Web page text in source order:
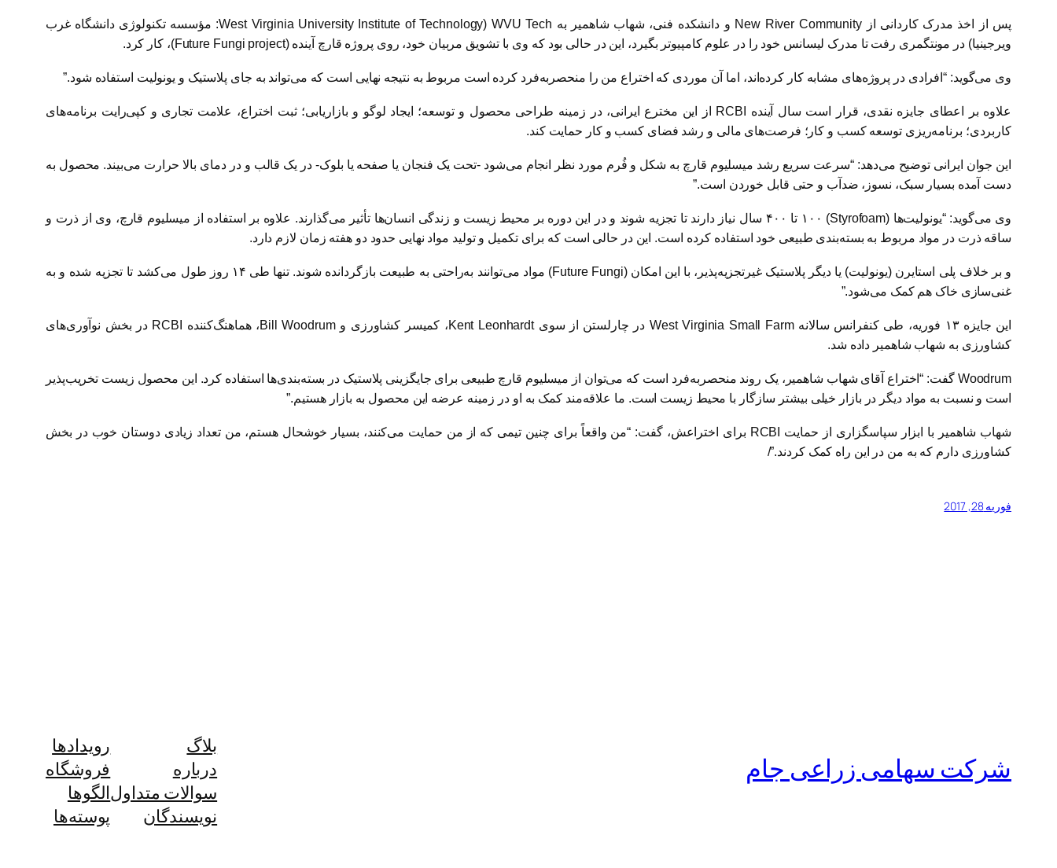
پس از اخذ مدرک کاردانی ازNew River Community و دانشکده فنی، شهاب شاهمیر به WVU Tech
(
West Virginia University Institute of Technology: مؤسسه تکنولوژی دانشگاه غرب
ویرجینیا) در مونتگمری رفت تا مدرک لیسانس خود را در علوم کامپیوتر بگیرد، این در حالی بود که وی با تشویق مربیان خود، روی پروژه قارچ آینده (Future Fungi project)، کار کرد.
وی می‌گوید: “افرادی در پروژه‌های مشابه کار کرده‌اند، اما آن موردی که اختراع من را منحصربه‌فرد کرده است مربوط به نتیجه نهایی است که می‌تواند به جای پلاستیک و یونولیت استفاده شود.”
علاوه بر اعطای جایزه نقدی، قرار است سال آینده RCBI
از این مخترع ایرانی، در زمینه طراحی محصول و توسعه؛ ایجاد لوگو و بازاریابی؛ ثبت اختراع، علامت تجاری و کپی‌رایت برنامه‌های
کاربردی؛ برنامه‌ریزی توسعه کسب و کار؛ فرصت‌های مالی و رشد فضای کسب و کار حمایت کند.
این جوان ایرانی توضیح می‌دهد: “سرعت سریع رشد میسلیوم قارچ به شکل و فُرم مورد نظر انجام می‌شود -تحت یک فنجان یا صفحه یا بلوک- در یک قالب و در دمای بالا حرارت می‌بیند. محصول به
دست آمده بسیار سبک، نسوز، ضدآب و حتی قابل خوردن است.”
وی می‌گوید: “یونولیت‌ها (Styrofoam
) ۱۰۰ تا ۴۰۰ سال نیاز دارند تا تجزیه شوند و در این دوره بر محیط زیست و زندگی انسان‌ها تأثیر می‌گذارند. علاوه بر استفاده از میسلیوم قارچ، وی از ذرت و
ساقه ذرت در مواد مربوط به بسته‌بندی طبیعی خود استفاده کرده است. این در حالی است که برای تکمیل و تولید مواد نهایی حدود دو هفته زمان لازم دارد.
و بر خلاف پلی استایرن (یونولیت) یا دیگر پلاستیک غیرتجزیه‌پذیر، با این امکان (Future Fungi
) مواد می‌توانند به‌راحتی به طبیعت بازگردانده شوند. تنها طی ۱۴ روز طول می‌کشد تا تجزیه شده و به
غنی‌سازی خاک هم کمک می‌شود.”
این جایزه ۱۳ فوریه، طی کنفرانس سالانه West Virginia Small Farm در چارلستن از سویKent Leonhardt، کمیسر کشاورزی وBill Woodrum، هماهنگ‌کننده RCBI در بخش نوآوری‌های
کشاورزی به شهاب شاهمیر داده شد.
Woodrum گفت: “اختراع آقای شهاب شاهمیر، یک روند منحصربه‌فرد است که می‌توان از میسلیوم قارچ طبیعی برای جایگزینی پلاستیک در بسته‌بندی‌ها استفاده کرد. این محصول زیست تخریب‌پذیر
است و نسبت به مواد دیگر در بازار خیلی بیشتر سازگار با محیط زیست است. ما علاقه‌مند کمک به او در زمینه عرضه این محصول به بازار هستیم.”
شهاب شاهمیر با ابزار سپاسگزاری از حمایت RCBI برای اختراعش، گفت: “من واقعاً برای چنین تیمی که از من حمایت می‌کنند، بسیار خوشحال هستم، من تعداد زیادی دوستان خوب در بخش
کشاورزی دارم که به من در این راه کمک کردند.”/
فوریه 28, 2017
شرکت سهامی زراعی جام
بلاگ
درباره
سوالات متداول
نویسندگان
رویدادها
فروشگاه
الگوها
پوسته‌ها